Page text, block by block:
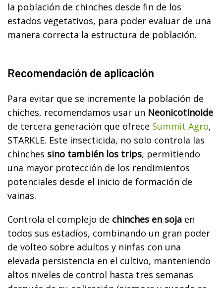
la población de chinches desde fin de los
estados vegetativos, para poder evaluar de una
manera correcta la estructura de población.
Recomendación de aplicación
Para evitar que se incremente la población de
chiches, recomendamos usar un Neonicotinoide
de tercera generación que ofrece Summit Agro,
STARKLE. Este insecticida, no solo controla las
chinches sino también los trips, permitiendo
una mayor protección de los rendimientos
potenciales desde el inicio de formación de
vainas.
Controla el complejo de chinches en soja en
todos sus estadíos, combinando un gran poder
de volteo sobre adultos y ninfas con una
elevada persistencia en el cultivo, manteniendo
altos niveles de control hasta tres semanas